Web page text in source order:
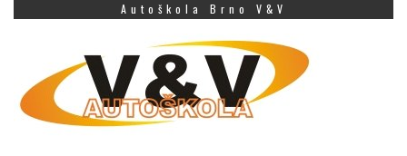
Autoškola Brno V&V